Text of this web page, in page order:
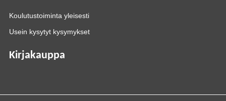
Koulutustoiminta yleisesti
Usein kysytyt kysymykset
Kirjakauppa